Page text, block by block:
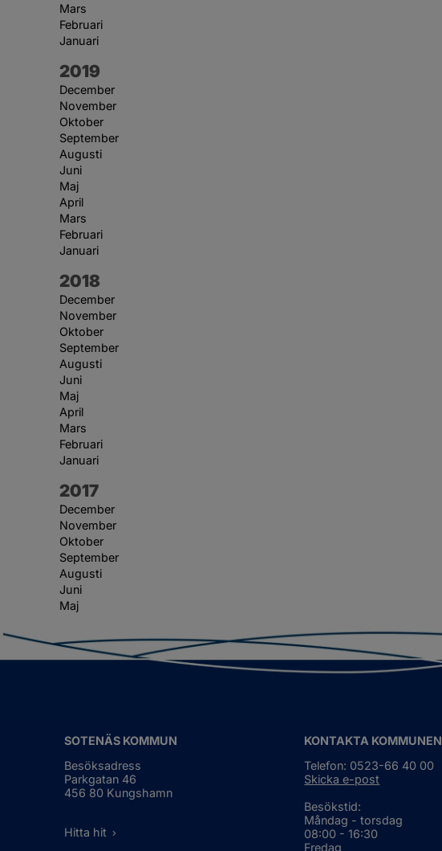
Mars
Februari
Januari
År:
2019
December
November
Oktober
September
Augusti
Juni
Maj
April
Mars
Februari
Januari
År:
2018
December
November
Oktober
September
Augusti
Juni
Maj
April
Mars
Februari
Januari
År:
2017
December
November
Oktober
September
Augusti
Juni
Maj
SOTENÄS KOMMUN
Besöksadress
Parkgatan 46
456 80 Kungshamn
Hitta hit
KONTAKTA KOMMUNEN
Telefon: 0523-66 40 00
Skicka e-post
Besökstid:
Måndag - torsdag
08:00 - 16:30
Fredag